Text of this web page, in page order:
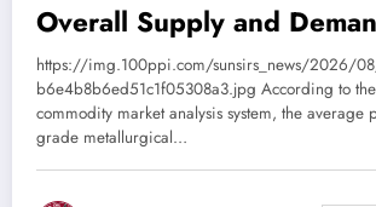
Overall Supply and
Balanced
https://img.100ppi.com/sunsirs_news/2026/
b6e4b8b6ed51c1f05308a3.jpg According to
commodity market analysis system, the average
grade metallurgical…